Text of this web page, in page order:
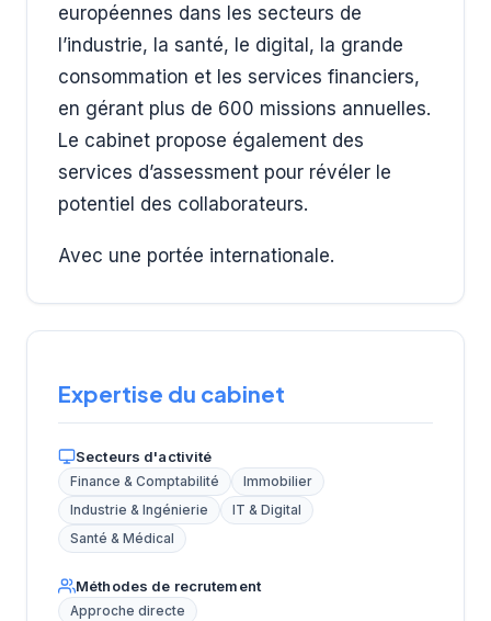
européennes dans les secteurs de
l’industrie, la santé, le digital, la grande
consommation et les services financiers,
en gérant plus de 600 missions annuelles.
Le cabinet propose également des
services d’assessment pour révéler le
potentiel des collaborateurs.
Avec une portée internationale.
Expertise du cabinet
Secteurs d'activité
Finance & Comptabilité
Immobilier
Industrie & Ingénierie
IT & Digital
Santé & Médical
Méthodes de recrutement
Approche directe